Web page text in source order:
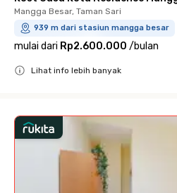
Mangga Besar, Taman Sari
939 m dari stasiun mangga besar
mulai dari Rp2.600.000 /bulan
Lihat info lebih banyak